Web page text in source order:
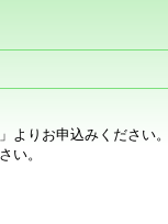
よりお申込みください。
い。